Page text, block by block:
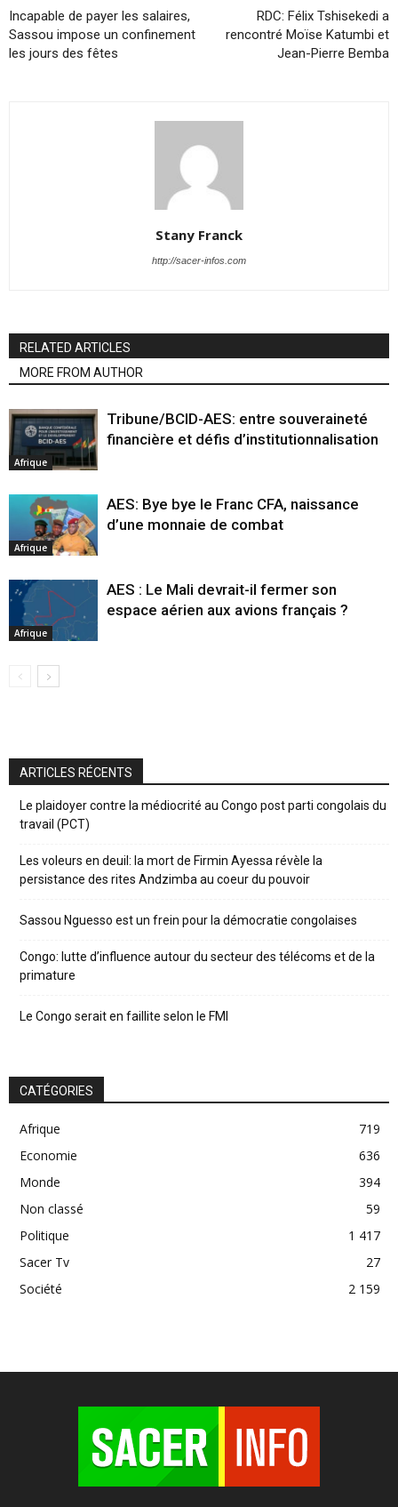
Incapable de payer les salaires,
Sassou impose un confinement
les jours des fêtes
RDC: Félix Tshisekedi a
rencontré Moïse Katumbi et
Jean-Pierre Bemba
Stany Franck
http://sacer-infos.com
RELATED ARTICLES
MORE FROM AUTHOR
Afrique
Tribune/BCID-AES: entre souveraineté
financière et défis d’institutionnalisation
Afrique
AES: Bye bye le Franc CFA, naissance
d’une monnaie de combat
Afrique
AES : Le Mali devrait-il fermer son
espace aérien aux avions français ?
ARTICLES RÉCENTS
Le plaidoyer contre la médiocrité au Congo post parti congolais du
travail (PCT)
Les voleurs en deuil: la mort de Firmin Ayessa révèle la
persistance des rites Andzimba au coeur du pouvoir
Sassou Nguesso est un frein pour la démocratie congolaises
Congo: lutte d’influence autour du secteur des télécoms et de la
primature
Le Congo serait en faillite selon le FMI
CATÉGORIES
Afrique
719
Economie
636
Monde
394
Non classé
59
Politique
1 417
Sacer Tv
27
Société
2 159